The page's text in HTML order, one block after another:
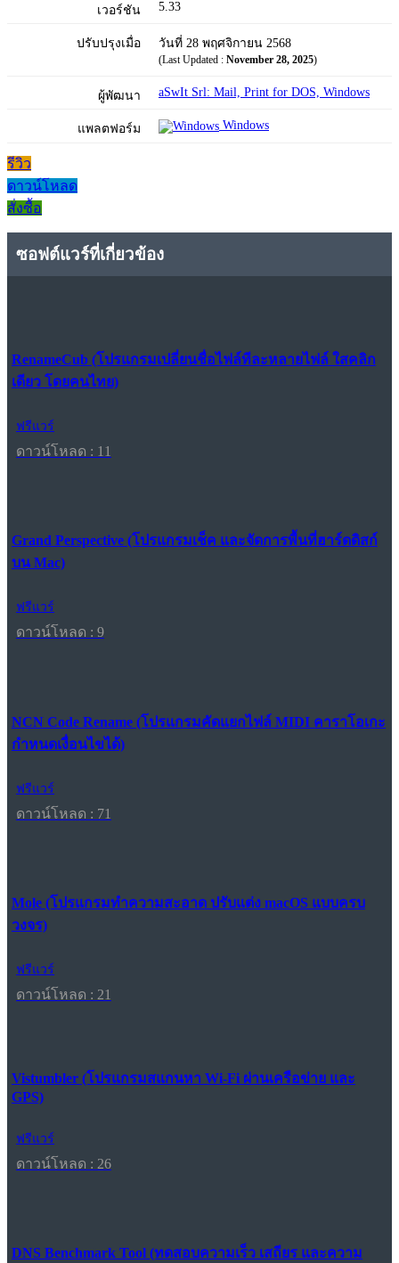
เวอร์ชัน 5.33
ปรับปรุงเมื่อ วันที่ 28 พฤศจิกายน 2568
(Last Updated : November 28, 2025)
ผู้พัฒนา aSwIt Srl: Mail, Print for DOS, Windows
แพลตฟอร์ม Windows
รีวิว
ดาวน์โหลด
สั่งซื้อ
ซอฟต์แวร์ที่เกี่ยวข้อง
RenameCub (โปรแกรมเปลี่ยนชื่อไฟล์ทีละหลายไฟล์ ใสคลิก
เดียว โดยคนไทย)
ฟรีแวร์
ดาวน์โหลด : 11
Grand Perspective (โปรแกรมเช็ค และจัดการพื้นที่ฮาร์ดดิสก์
บน Mac)
ฟรีแวร์
ดาวน์โหลด : 9
NCN Code Rename (โปรแกรมคัดแยกไฟล์ MIDI คาราโอเกะ
กำหนดเงื่อนไขได้)
ฟรีแวร์
ดาวน์โหลด : 71
Mole (โปรแกรมทำความสะอาด ปรับแต่ง macOS แบบครบ
วงจร)
ฟรีแวร์
ดาวน์โหลด : 21
Vistumbler (โปรแกรมสแกนหา Wi-Fi ผ่านเครือข่าย และ
GPS)
ฟรีแวร์
ดาวน์โหลด : 26
DNS Benchmark Tool (ทดสอบความเร็ว เสถียร และความ